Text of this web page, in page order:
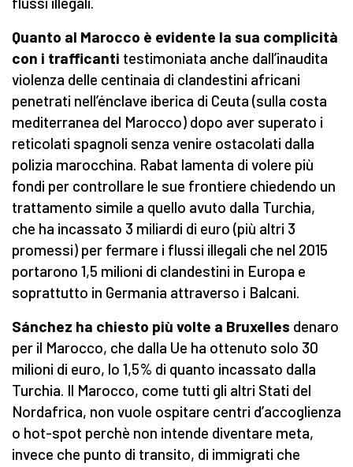
Quanto al Marocco è evidente la sua complicità
con i trafficanti testimoniata anche dall’inaudita
violenza delle centinaia di clandestini africani
penetrati nell’énclave iberica di Ceuta (sulla costa
mediterranea del Marocco) dopo aver superato i
reticolati spagnoli senza venire ostacolati dalla
polizia marocchina. Rabat lamenta di volere più
fondi per controllare le sue frontiere chiedendo un
trattamento simile a quello avuto dalla Turchia,
che ha incassato 3 miliardi di euro (più altri 3
promessi) per fermare i flussi illegali che nel 2015
portarono 1,5 milioni di clandestini in Europa e
soprattutto in Germania attraverso i Balcani.
Sánchez ha chiesto più volte a Bruxelles denaro
per il Marocco, che dalla Ue ha ottenuto solo 30
milioni di euro, lo 1,5% di quanto incassato dalla
Turchia. Il Marocco, come tutti gli altri Stati del
Nordafrica, non vuole ospitare centri d’accoglienza
o hot-spot perchè non intende diventare meta,
invece che punto di transito, di immigrati che